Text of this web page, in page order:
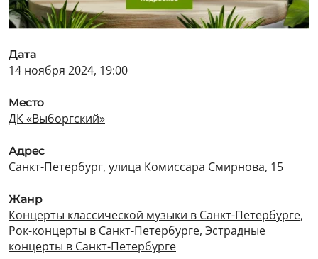
Дата
14 ноября 2024, 19:00
Место
ДК «Выборгский»
Адрес
Санкт-Петербург, улица Комиссара Смирнова, 15
Жанр
Концерты классической музыки в Санкт-Петербурге,
Рок-концерты в Санкт-Петербурге, Эстрадные
концерты в Санкт-Петербурге